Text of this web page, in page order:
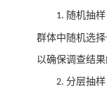
1. 随机抽
群体中随机选
以确保调查结果
2. 分层抽样